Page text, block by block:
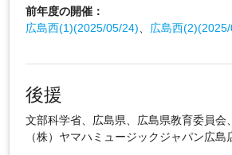
前年度の開催：
広島西(1)(2025/05/24)、 広島西
後援
文部科学省、広島県、広島県教育委員会
（株）ヤマハミュージックジャパン広島